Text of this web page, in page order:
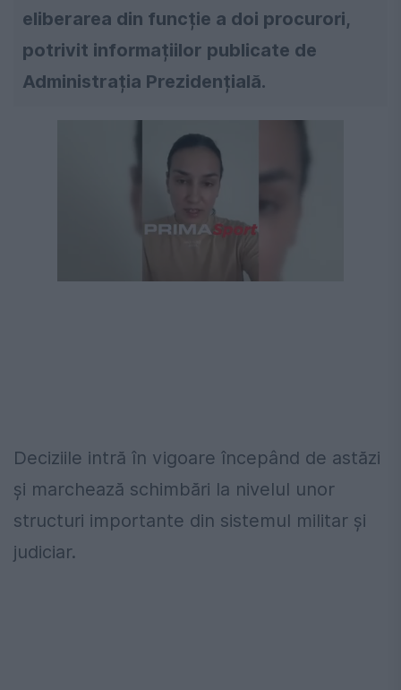
eliberarea din funcție a doi procurori,
potrivit informațiilor publicate de
Administrația Prezidențială.
Deciziile intră în vigoare începând de astăzi
și marchează schimbări la nivelul unor
structuri importante din sistemul militar și
judiciar.